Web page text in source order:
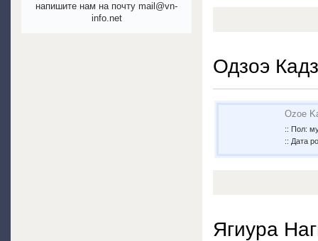
Одзоэ
Ozoe
:: Пол:
:: Дата
Ягиура
напишите нам на почту mail@vn-
info.net